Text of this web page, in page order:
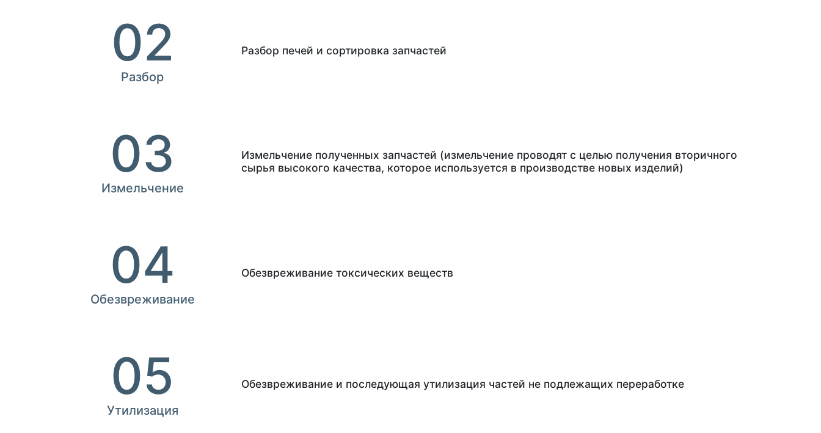
02
Разбор
Разбор печей и сортировка запчастей
03
Измельчение
Измельчение полученных запчастей (измельчение проводят с целью получения вторичного
сырья высокого качества, которое используется в производстве новых изделий)
04
Обезвреживание
Обезвреживание токсических веществ
05
Утилизация
Обезвреживание и последующая утилизация частей не подлежащих переработке